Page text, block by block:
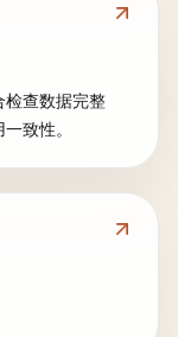
检查数据完整
致性。